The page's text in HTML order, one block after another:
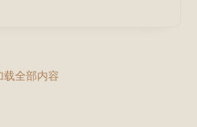
载全部内容